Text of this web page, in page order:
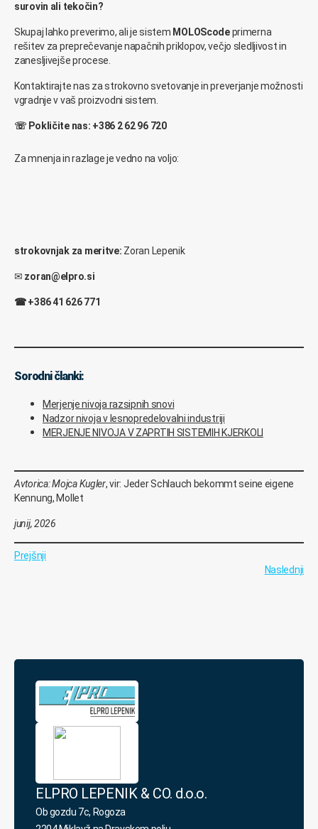
surovin ali tekočin?
Skupaj lahko preverimo, ali je sistem MOLOScodeprimerna
rešitev za preprečevanje napačnih priklopov, večjo sledljivost in
zanesljivejše procese.
Kontaktirajte nas za strokovno svetovanje in preverjanje možnosti
vgradnje v vaš proizvodni sistem.
☏ Pokličite nas: +386 2 62 96 720
Za mnenja in razlage je vedno na voljo:
strokovnjak za meritve: Zoran Lepenik
✉ zoran@elpro.si
☎ +386 41 626 771
Sorodni članki:
Merjenje nivoja razsipnih snovi
Nadzor nivoja v lesnopredelovalni industriji
MERJENJE NIVOJA V ZAPRTIH SISTEMIH KJERKOLI
Avtorica: Mojca Kugler, vir: Jeder Schlauch bekommt seine eigene
Kennung, Mollet
junij, 2026
Prejšnji
Naslednji
ELPRO LEPENIK & CO. d.o.o.
Ob gozdu 7c, Rogoza